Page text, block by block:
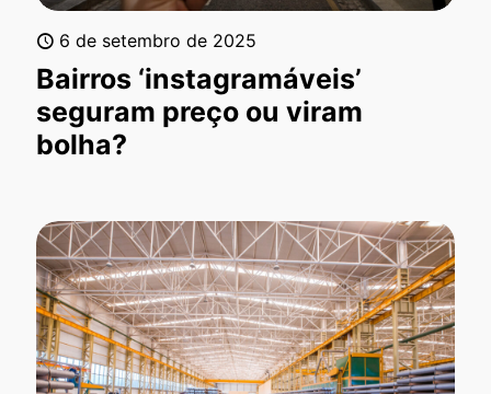
6 de setembro de 2025
Bairros ‘instagramáveis’
seguram preço ou viram
bolha?